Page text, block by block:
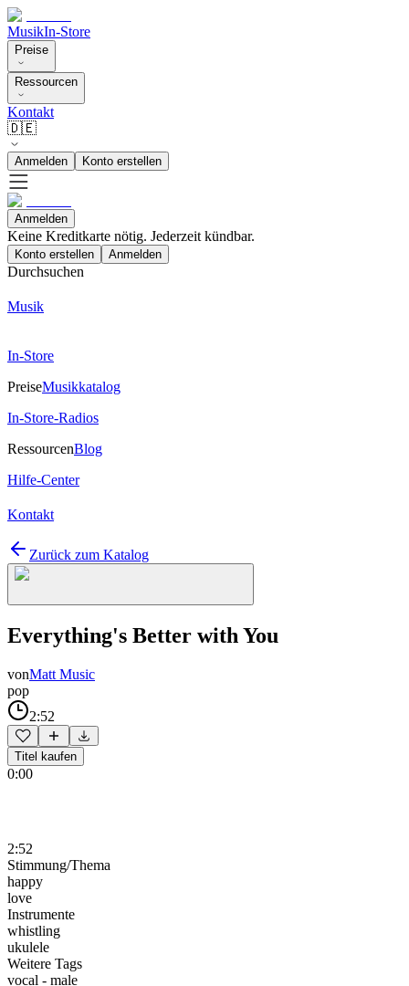
MusikIn-Store
Preise
Ressourcen
Kontakt
🇩🇪
Anmelden Konto erstellen
Anmelden
Keine Kreditkarte nötig. Jederzeit kündbar.
Konto erstellen Anmelden
Durchsuchen
Musik
In-Store
PreiseMusikkatalog
In-Store-Radios
RessourcenBlog
Hilfe-Center
Kontakt
Zurück zum Katalog
Everything's Better with You
vonMatt Music
pop
2:52
Titel kaufen
0:00
2:52
Stimmung/Thema
happy
love
Instrumente
whistling
ukulele
Weitere Tags
vocal - male